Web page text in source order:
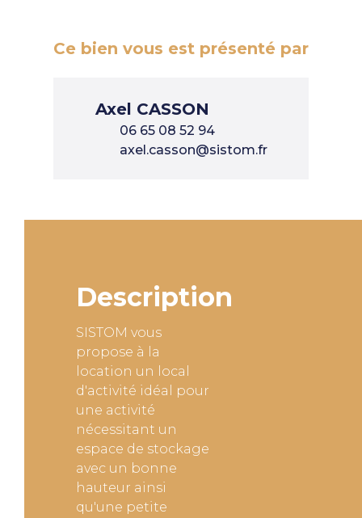
Ce bien vous est présenté par
Axel CASSON
06 65 08 52 94
axel.casson@sistom.fr
Description
SISTOM vous
propose à la
location un local
d'activité idéal pour
une activité
nécessitant un
espace de stockage
avec un bonne
hauteur ainsi
qu'une petite